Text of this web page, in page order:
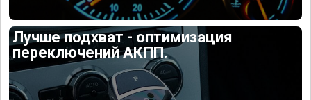
Лучше подхват - оптимизация
переключений АКПП.